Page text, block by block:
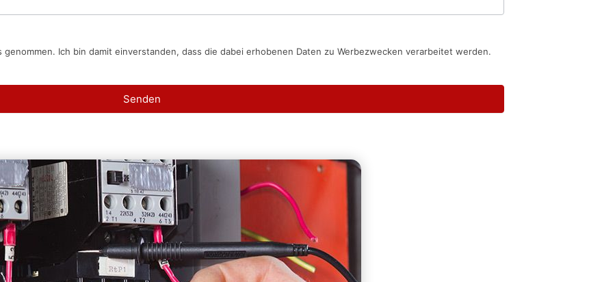
Ich bin damit einverstanden, dass die dabei erhobenen Daten zu Werbezwecken verarbeitet werden.
Senden